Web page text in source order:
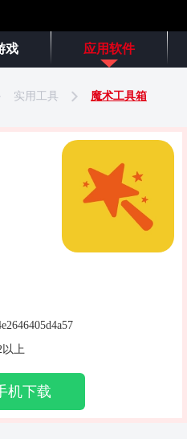
戏 应用软件
实用工具 魔术工具箱
上
机下载